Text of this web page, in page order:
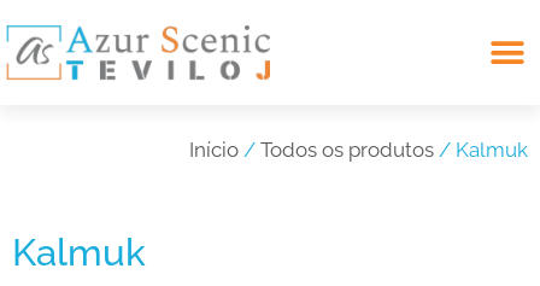
Início / Todos os produtos / Kalmuk
Kalmuk